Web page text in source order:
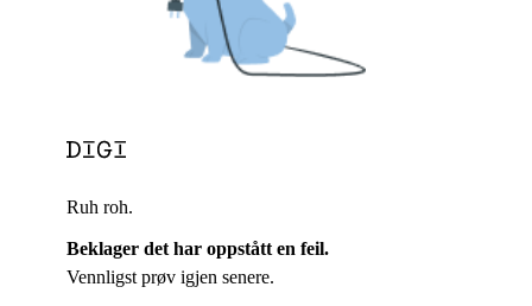
Ruh roh.
Beklager det har oppstått en feil.
Vennligst prøv igjen senere.